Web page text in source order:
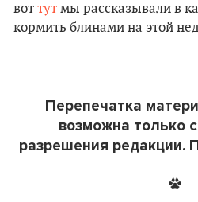
вот тут мы рассказывали в
кормить блинами на этой
Перепечатка
возможна только
разрешения редакции.